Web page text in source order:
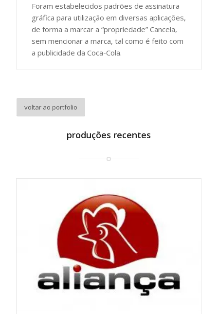
Foram estabelecidos padrões de assinatura
gráfica para utilização em diversas aplicações,
de forma a marcar a “propriedade” Cancela,
sem mencionar a marca, tal como é feito com
a publicidade da Coca-Cola.
voltar ao portfolio
produções recentes